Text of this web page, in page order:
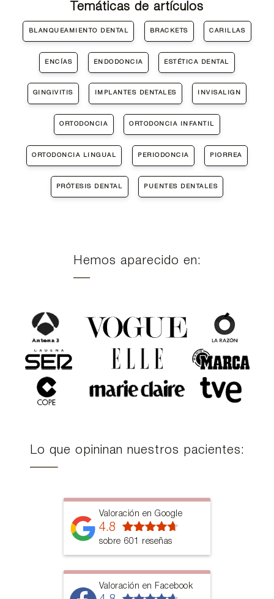
Temáticas de artículos
BLANQUEAMIENTO DENTAL BRACKETS CARILLAS
ENCÍAS ENDODONCIA ESTÉTICA DENTAL
GINGIVITIS IMPLANTES DENTALES INVISALIGN
ORTODONCIA ORTODONCIA INFANTIL
ORTODONCIA LINGUAL PERIODONCIA PIORREA
PRÓTESIS DENTAL PUENTES DENTALES
Hemos aparecido en:
Lo que opininan nuestros pacientes:
Valoración en Google
4.8
sobre 601 reseñas
Valoración en Facebook